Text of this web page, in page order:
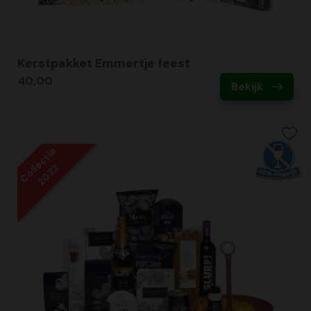
Bekijk
Collectie
2022